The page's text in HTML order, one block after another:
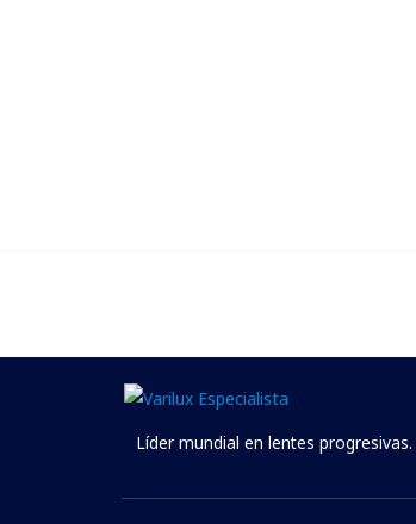
Líder mundial en lentes progresivas.